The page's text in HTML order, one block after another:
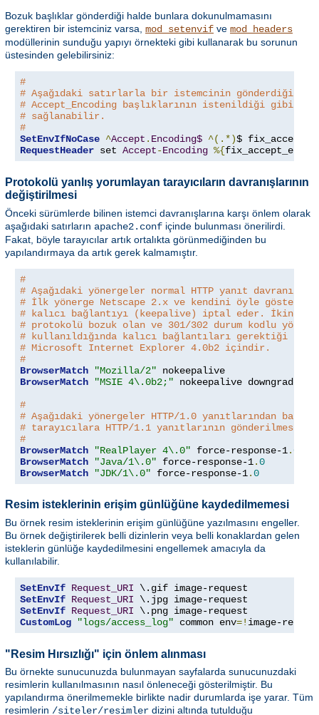
Bozuk başlıklar gönderdiği halde bunlara dokunulmamasını
gerektiren bir istemciniz varsa, mod_setenvif ve mod_headers
modüllerinin sunduğu yapıyı örnekteki gibi kullanarak bu sorunun
üstesinden gelebilirsiniz:
#
# Aşağıdaki satırlarla bir istemcinin gönderdiği
# Accept_Encoding başlıklarının istenildiği gibi
# sağlanabilir.
#
SetEnvIfNoCase ^Accept . Encoding$ ^(.*)$
RequestHeader set Accept-Encoding %{
Protokolü yanlış yorumlayan tarayıcıların davranışlarının
değiştirilmesi
Önceki sürümlerde bilinen istemci davranışlarına karşı önlem olarak
aşağıdaki satırların apache2.conf içinde bulunması önerilirdi.
Fakat, böyle tarayıcılar artık ortalıkta görünmediğinden bu
yapılandırmaya da artık gerek kalmamıştır.
#
# Aşağıdaki yönergeler normal HTTP yanıt
# İlk yönerge Netscape 2.x ve kendini öyle
# kalıcı bağlantıyı (keepalive) iptal eder. İkinci
# protokolü bozuk olan ve 301/302 durum kodlu
# kullanıldığında kalıcı bağlantıları gerektiği gibi
# Microsoft Internet Explorer 4.0b2 içindir.
#
BrowserMatch
"Mozilla/2"
BrowserMatch
"MSIE 4\.0b2;" nokeepalive downgrade-1
#
# Aşağıdaki yönergeler HTTP/1.0 yanıtlarından
# tarayıcılara HTTP/1.1 yanıtlarının
#
BrowserMatch
"RealPlayer 4\.0" force-response-1.0
BrowserMatch
"Java/1\.0" force-response-1.0
BrowserMatch
"JDK/1\.0" force-response-1.0
Resim isteklerinin erişim günlüğüne kaydedilmemesi
Bu örnek resim isteklerinin erişim günlüğüne yazılmasını engeller.
Bu örnek değiştirilerek belli dizinlerin veya belli konaklardan gelen
isteklerin günlüğe kaydedilmesini engellemek amacıyla da
kullanılabilir.
SetEnvIf Request_URI
SetEnvIf Request_URI
SetEnvIf Request_URI
CustomLog
"logs/access_log" common env=! image-
"Resim Hırsızlığı" için önlem alınması
Bu örnekte sunucunuzda bulunmayan sayfalarda sunucunuzdaki
resimlerin kullanılmasının nasıl önleneceği gösterilmiştir. Bu
yapılandırma önerilmemekle birlikte nadir durumlarda işe yarar. Tüm
resimlerin /siteler/resimler dizini altında tutulduğu